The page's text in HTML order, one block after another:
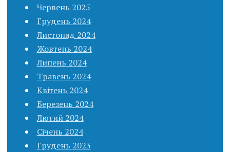
Червень 2025
Грудень 2024
Листопад 2024
Жовтень 2024
Липень 2024
Травень 2024
Квітень 2024
Березень 2024
Лютий 2024
Січень 2024
Грудень 2023